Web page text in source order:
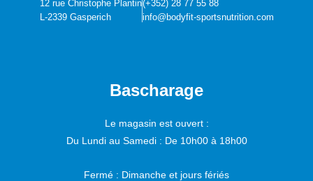
12 rue Christophe Plantin
L-2339 Gasperich
(+352) 28 77 55 88
info@bodyfit-sportsnutrition.com
Bascharage
Le magasin est ouvert :
Du Lundi au Samedi : De 10h00 à 18h00
Fermé : Dimanche et jours fériés